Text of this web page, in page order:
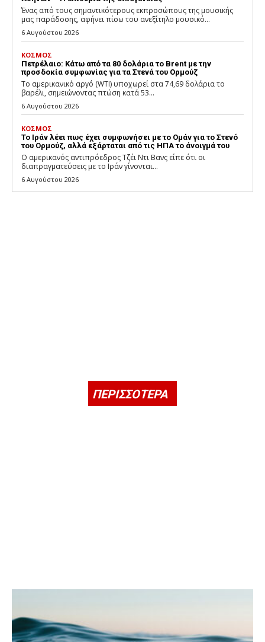
Ένας από τους σημαντικότερους εκπροσώπους της μουσικής
μας παράδοσης, αφήνει πίσω του ανεξίτηλο μουσικό...
6 Αυγούστου 2026
ΚΟΣΜΟΣ
Πετρέλαιο: Κάτω από τα 80 δολάρια το Brent με την
προσδοκία συμφωνίας για τα Στενά του Ορμούζ
Το αμερικανικό αργό (WTI) υποχωρεί στα 74,69 δολάρια το
βαρέλι, σημειώνοντας πτώση κατά 53...
6 Αυγούστου 2026
ΚΟΣΜΟΣ
Το Ιράν λέει πως έχει συμφωνήσει με το Ομάν για το Στενό
του Ορμούζ, αλλά εξάρταται από τις ΗΠΑ το άνοιγμά του
Ο αμερικανός αντιπρόεδρος Τζέι Ντι Βανς είπε ότι οι
διαπραγματεύσεις με το Ιράν γίνονται...
6 Αυγούστου 2026
ΠΕΡΙΣΣΟΤΕΡΑ